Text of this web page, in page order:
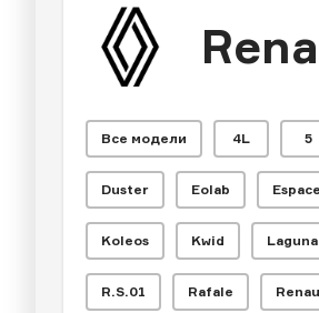
Все модели 4L 5
Duster Eolab Espace
Koleos Kwid Laguna
R.S.01 Rafale
ЧИТАЛЬНЫЙ ЗАЛ